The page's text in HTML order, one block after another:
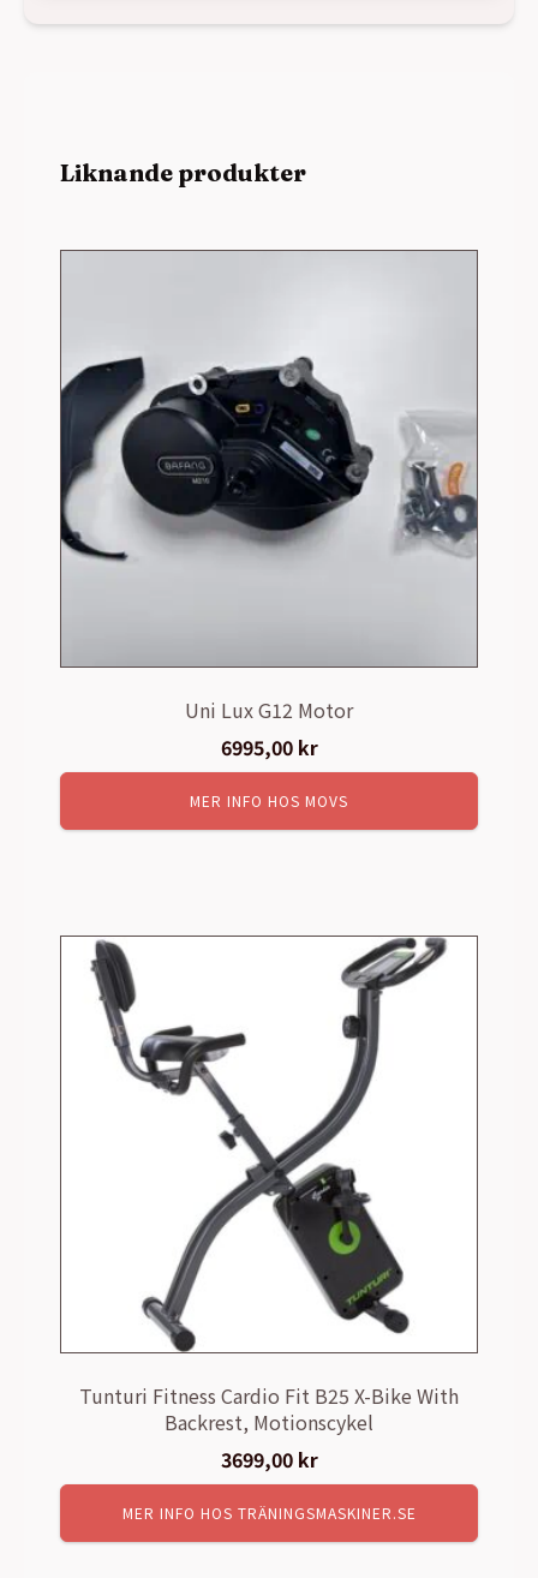
Liknande produkter
Uni Lux G12 Motor
6995,00 kr
MER INFO HOS MOVS
Tunturi Fitness Cardio Fit B25 X-Bike With
Backrest, Motionscykel
3699,00 kr
MER INFO HOS TRÄNINGSMASKINER.SE